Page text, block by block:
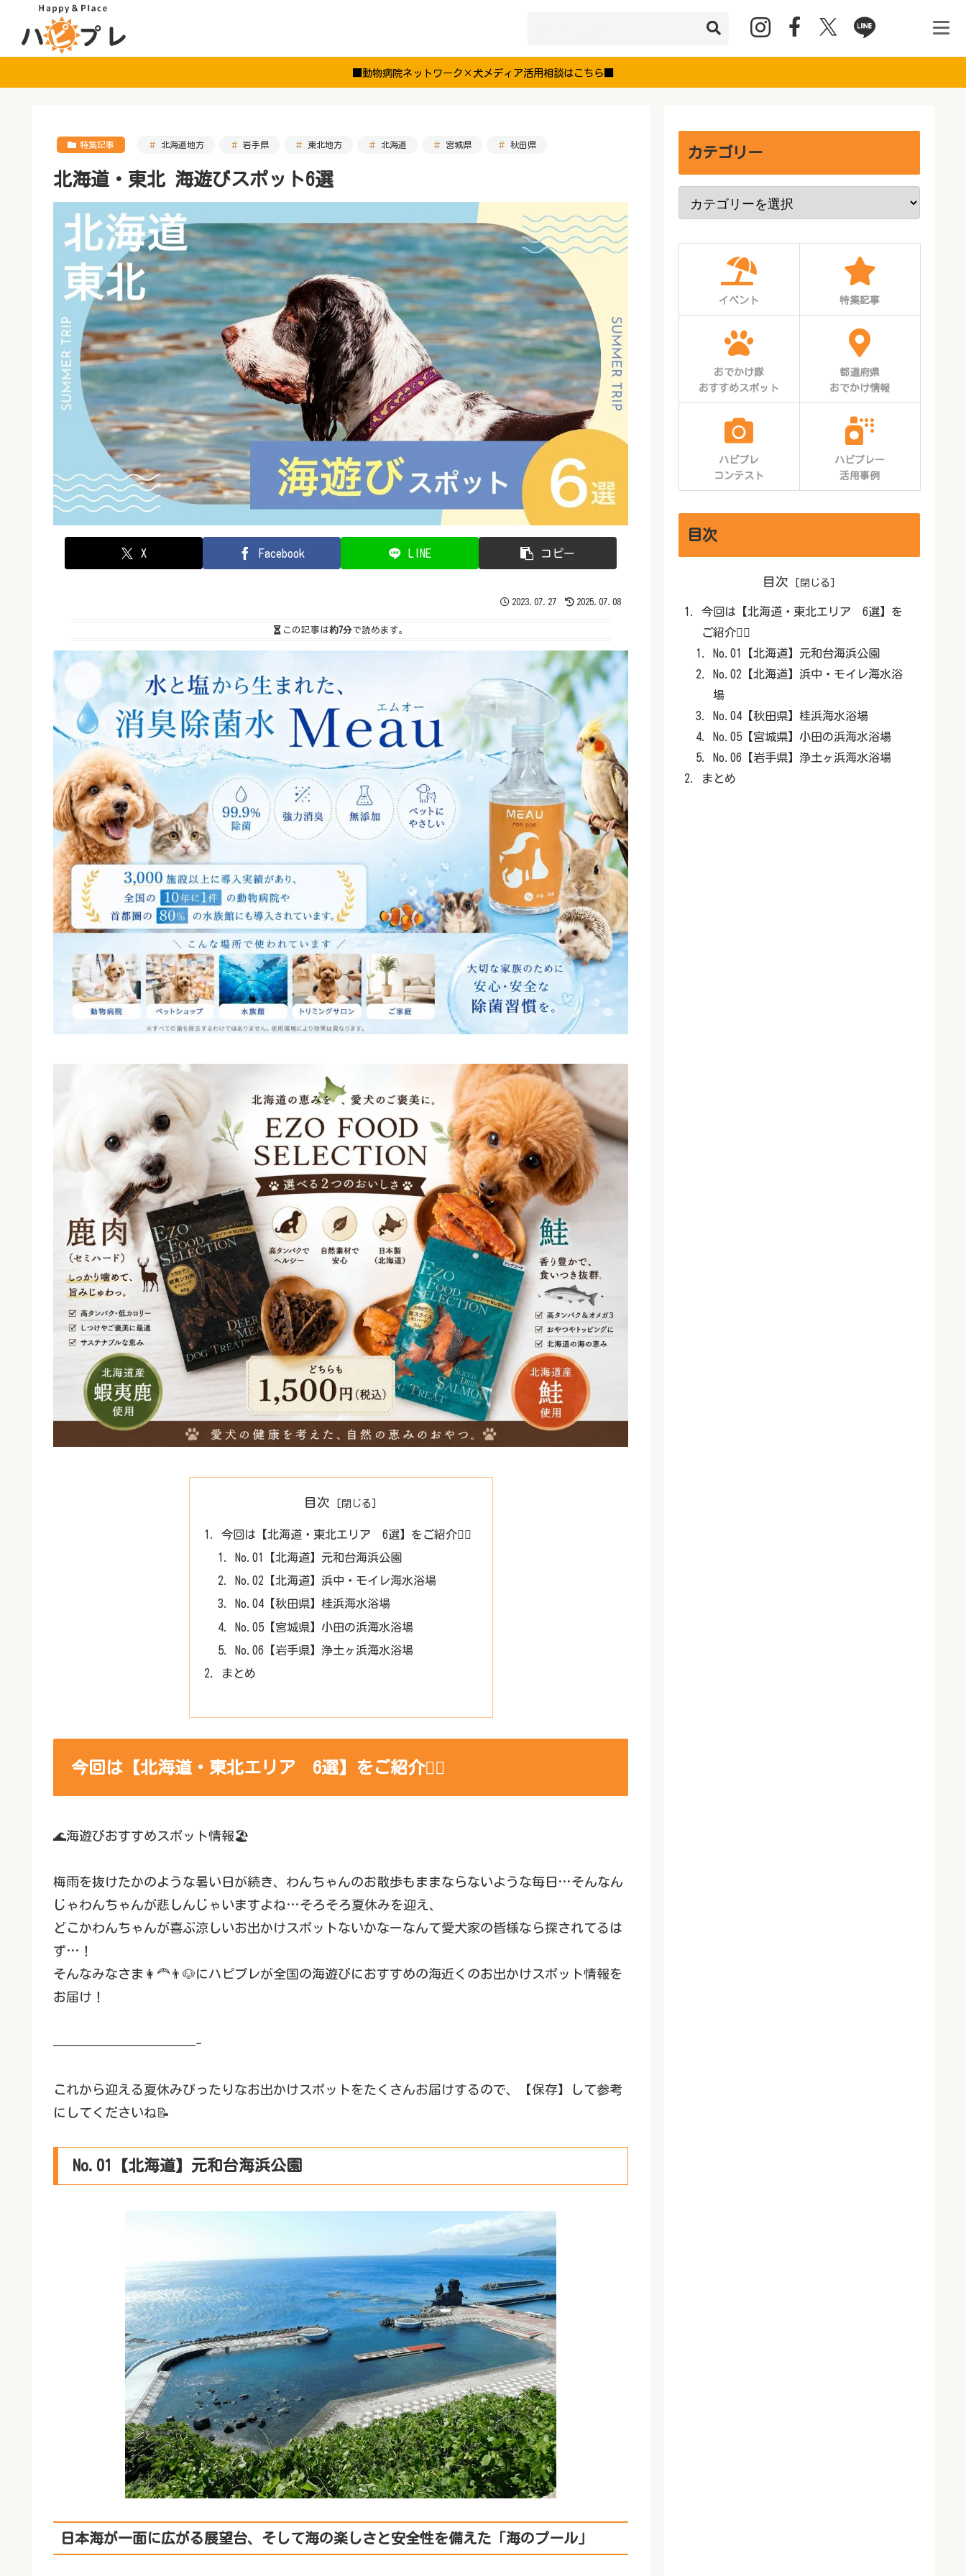
■動物病院ネットワーク×犬メディア活用相談はこちら■
特集記事 北海道地方 岩手県 東北地方 北海道 宮城県 秋田県
北海道・東北 海遊びスポット6選
X Facebook LINE コピー
2023.07.27 2025.07.08
この記事は約7分で読めます。
目次
今回は【北海道・東北エリア 6選】をご紹介💁‍♀️
No.01【北海道】元和台海浜公園
No.02【北海道】浜中・モイレ海水浴場
No.04【秋田県】桂浜海水浴場
No.05【宮城県】小田の浜海水浴場
No.06【岩手県】浄土ヶ浜海水浴場
まとめ
今回は【北海道・東北エリア 6選】をご紹介💁‍♀️
🌊海遊びおすすめスポット情報🏖
梅雨を抜けたかのような暑い日が続き、わんちゃんのお散歩もままならないような毎日…そんなん
じゃわんちゃんが悲しんじゃいますよね…そろそろ夏休みを迎え、
どこかわんちゃんが喜ぶ涼しいお出かけスポットないかなーなんて愛犬家の皆様なら探されてるは
ず…！
そんなみなさま👩‍🦰👨🐶にハピプレが全国の海遊びにおすすめの海近くのお出かけスポット情報を
お届け！
———————————-
これから迎える夏休みぴったりなお出かけスポットをたくさんお届けするので、【保存】して参考
にしてくださいね📝
No.01【北海道】元和台海浜公園
日本海が一面に広がる展望台、そして海の楽しさと安全性を備えた「海のプール」
カテゴリー
イベント 特集記事
おでかけ隊
おすすめスポット
都道府県
おでかけ情報
ハピプレ
コンテスト
ハピプレー
活用事例
目次
目次
今回は【北海道・東北エリア 6選】を
ご紹介💁‍♀️
No.01【北海道】元和台海浜公園
No.02【北海道】浜中・モイレ海水浴
場
No.04【秋田県】桂浜海水浴場
No.05【宮城県】小田の浜海水浴場
No.06【岩手県】浄土ヶ浜海水浴場
まとめ